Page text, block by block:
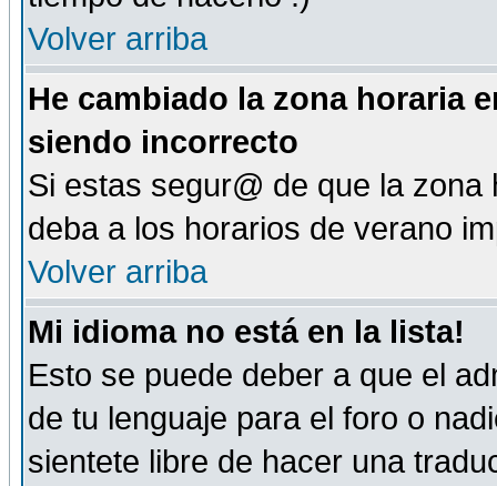
Volver arriba
He cambiado la zona horaria
siendo incorrecto
Si estas segur@ de que la
deba a los horarios de verano
Volver arriba
Mi idioma no está en la lista!
Esto se puede deber a que el
de tu lenguaje para el foro o
sientete libre de hacer una